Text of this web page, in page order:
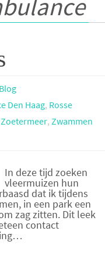
Blog
Den Haag, Rosse
, Zwammen
In deze tijd zoeken
vleermuizen hun
dat ik tijdens
in een park een
zag zitten. Dit leek
contact